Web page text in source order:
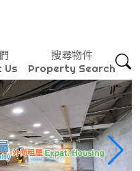
Us
搜尋物件
Property Search